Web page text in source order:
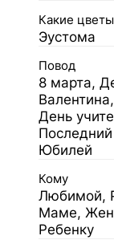
Какие
Эустома
Повод
8 марта,
День
Юбилей
Кому
Любимой,
Маме,
Ребенку